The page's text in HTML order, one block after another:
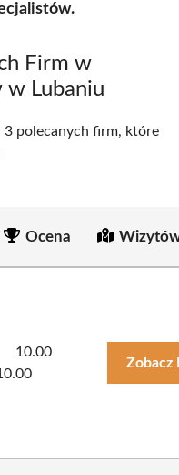
Firm w
w Lubaniu
3 polecanych firm, które
Ocena
10.00
Zobacz